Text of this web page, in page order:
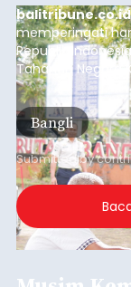
memperingati
Republik
Tahanan Negara
kegiatan
(6/8/2026).
Bangli
Submitted by